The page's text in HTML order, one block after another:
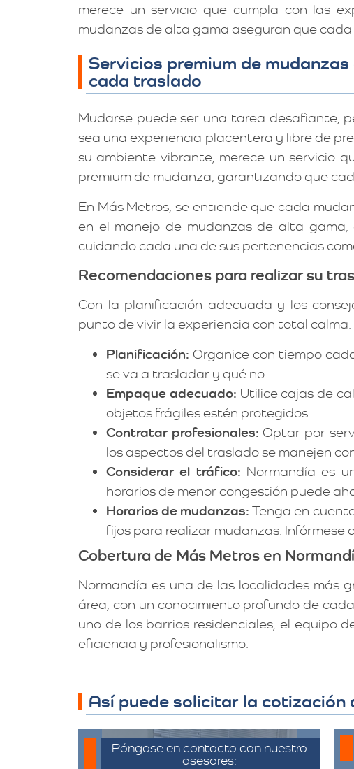
merece un servicio que cumpla con las
mudanzas de alta gama aseguran que
Servicios premium de
cada traslado
Mudarse puede ser una tarea desafiante,
sea una experiencia placentera y libre de
su ambiente vibrante, merece un servicio
premium de mudanza, garantizando que
En Más Metros, se entiende que cada
en el manejo de mudanzas de alta
cuidando cada una de sus pertenencias
Recomendaciones para realizar su
Con la planificación adecuada y los
punto de vivir la experiencia con total
Planificación: Organice con tiempo
se va a trasladar y qué no.
Empaque adecuado: Utilice cajas de
objetos frágiles estén protegidos.
Contratar profesionales: Optar por
los aspectos del traslado se manejen
Considerar el tráfico: Normandía es
horarios de menor congestión puede
Horarios de mudanzas: Tenga en
fijos para realizar mudanzas.
Cobertura de Más Metros en
Normandía es una de las localidades más
área, con un conocimiento profundo de
uno de los barrios residenciales, el equipo
eficiencia y profesionalismo.
Así puede solicitar la cotización
Póngase en contacto con nuestro
asesores: